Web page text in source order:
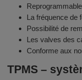
La fréquence de
Possibilité de
Les valves des
Conforme aux
TPMS –